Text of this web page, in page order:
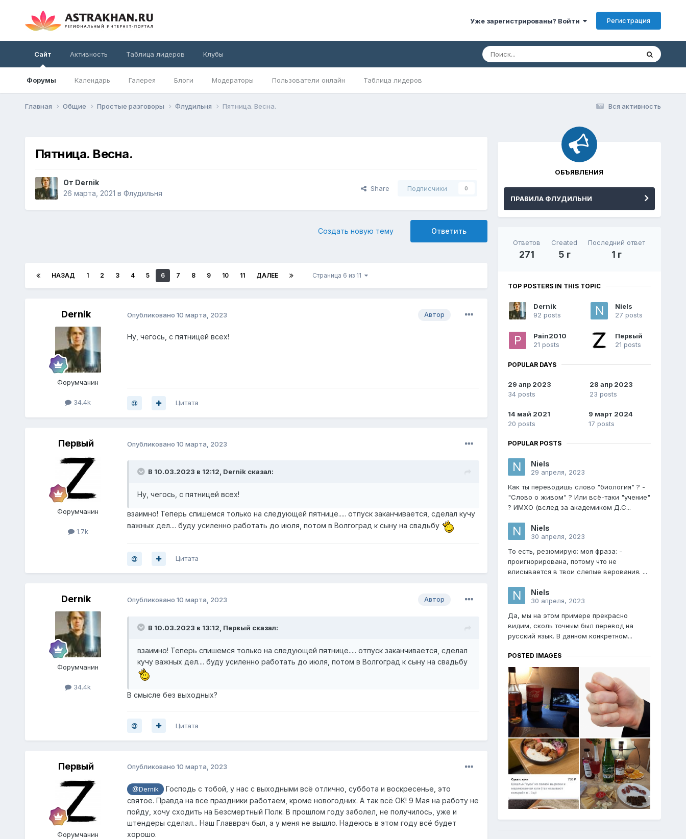
Уже зарегистрированы? Войти Регистрация
Сайт
Форумы Календарь Галерея Блоги Модераторы Пользователи онлайн Таблица лидеров
Активность Таблица лидеров Клубы
Вся активность
Главная Общие Простые разговоры Флудильня Пятница. Весна.
Пятница. Весна.
От Dernik
26 марта, 2021 в Флудильня
Share Подписчики 0
Ответить
Создать новую тему
НАЗАД 1 2 3 4 5 6 7 8 9 10 11 ДАЛЕЕ Страница 6 из 11
Dernik
Форумчанин
34.4k
Автор
Опубликовано 10 марта, 2023
Ну, чегось, с пятницей всех!
Цитата
Первый
Форумчанин
1.7k
Опубликовано 10 марта, 2023
В 10.03.2023 в 12:12, Dernikсказал:
Ну, чегось, с пятницей всех!
взаимно! Теперь спишемся только на следующей пятнице..... отпуск заканчивается, сделал кучу
важных дел.... буду усиленно работать до июля, потом в Волгоград к сыну на свадьбу
Цитата
Dernik
Форумчанин
34.4k
Автор
Опубликовано 10 марта, 2023
В 10.03.2023 в 13:12, Первый сказал:
взаимно! Теперь спишемся только на следующей пятнице..... отпуск заканчивается, сделал
кучу важных дел.... буду усиленно работать до июля, потом в Волгоград к сыну на свадьбу
В смысле без выходных?
Цитата
Первый
Форумчанин
Опубликовано 10 марта, 2023
@Dernik
Господь с тобой, у нас с выходными всё отлично, суббота и воскресенье, это
святое. Правда на все праздники работаем, кроме новогодних. А так всё ОК! 9 Мая на работу не
пойду, хочу сходить на Безсмертный Полк. В прошлом году заболел, не получилось, уже и
штендеры сделал... Наш Главврач был, а у меня не вышло. Надеюсь в этом году всё будет
хорошо.
ОБЪЯВЛЕНИЯ
ПРАВИЛА ФЛУДИЛЬНИ
Ответов
271
Created
5 г
Последний ответ
1 г
TOP POSTERS IN THIS TOPIC
Dernik
92 posts
Niels
27 posts
Pain2010
21 posts
Первый
21 posts
POPULAR DAYS
29 апр 2023
34 posts
28 апр 2023
23 posts
14 май 2021
20 posts
9 март 2024
17 posts
POPULAR POSTS
Niels
29 апреля, 2023
Как ты переводишь слово "биология" ? -
"Слово о живом" ? Или всё-таки "учение"
? ИМХО (вслед за академиком Д.С...
Niels
30 апреля, 2023
То есть, резюмирую: моя фраза: -
проигнорирована, потому что не
вписывается в твои слепые верования. ...
Niels
30 апреля, 2023
Да, мы на этом примере прекрасно
видим, сколь точным был перевод на
русский язык. В данном конкретном...
POSTED IMAGES